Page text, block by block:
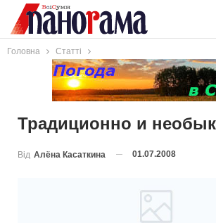
Головна Статті
Традиционно и
Від Алёна Касаткина 01.07.2008